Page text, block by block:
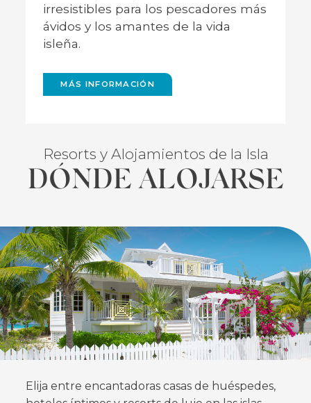
irresistibles para los pescadores más
ávidos y los amantes de la vida
isleña.
MÁS INFORMACIÓN
GO BACK
Resorts y Alojamientos de la Isla
DÓNDE ALOJARSE
FEATURED
Elija entre encantadoras casas de huéspedes,